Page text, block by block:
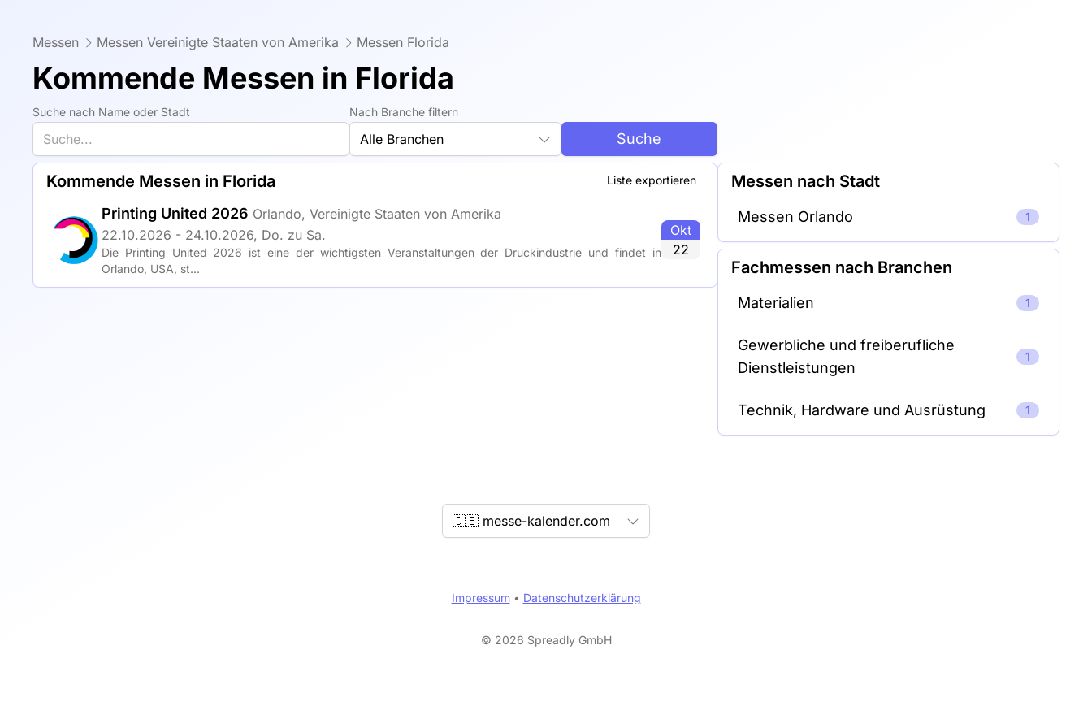
Messen Messen Vereinigte Staaten von Amerika Messen Florida
Kommende Messen in Florida
Suche nach Name oder Stadt Nach Branche filtern
Alle Branchen Suche
Liste exportieren
Kommende Messen in Florida
Printing United 2026 Orlando, Vereinigte Staaten von Amerika
22.10.2026 - 24.10.2026, Do. zu Sa.
Die Printing United 2026 ist eine der wichtigsten Veranstaltungen der Druckindustrie und findet in
Orlando, USA, st...
Okt
22
Messen nach Stadt
Messen Orlando 1
Fachmessen nach Branchen
Materialien 1
Gewerbliche und freiberufliche
Dienstleistungen
1
Technik, Hardware und Ausrüstung 1
🇩🇪 messe-kalender.com
Impressum• Datenschutzerklärung
© 2026 Spreadly GmbH